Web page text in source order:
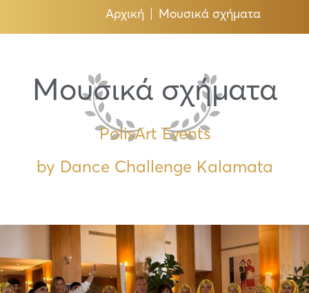
Αρχική Μουσικά σχήματα
Μουσικά σχήματα
PolisArt Events
by Dance Challenge Kalamata
Page